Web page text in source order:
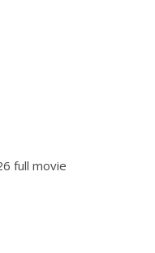
full movie